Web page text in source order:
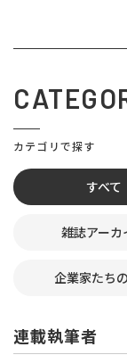
カテゴリで探す
すべて
雑誌アーカ
企業家たち
連載執筆者